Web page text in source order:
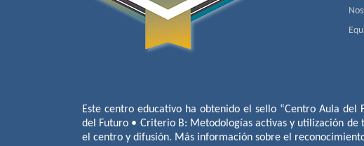
Este centro educativo ha obtenido el sello “Centro Aula
del Futuro • Criterio B: Metodologías activas y utilización
el centro y difusión. Más información sobre el